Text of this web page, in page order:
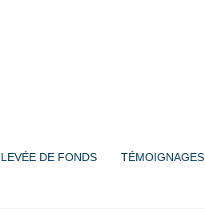
LEVÉE DE FONDS TÉMOIGNAGES